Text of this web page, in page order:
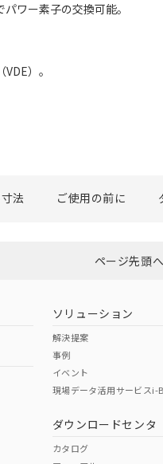
ワー素子の交換可能。
）。
法 ご使用の前に
ページ先頭
ソリューション
解決提案
事例
イベント
現場データ活用サービスi-
ダウンロードセンタ
カタログ